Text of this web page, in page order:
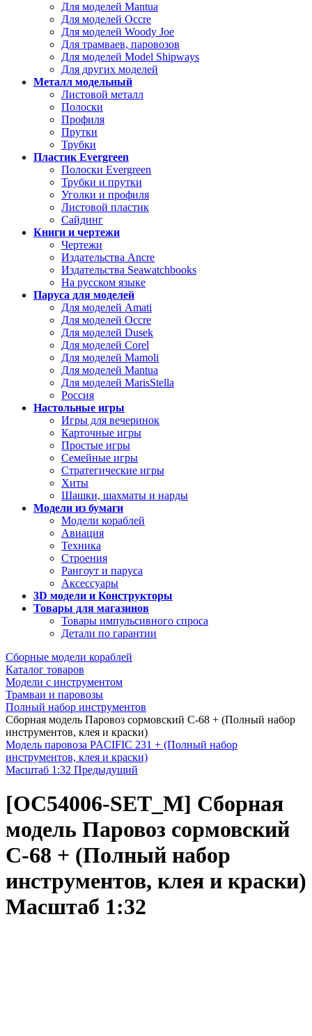
Для моделей Mantua
Для моделей Occre
Для моделей Woody Joe
Для трамваев, паровозов
Для моделей Model Shipways
Для других моделей
Металл модельный
Листовой металл
Полоски
Профиля
Прутки
Трубки
Пластик Evergreen
Полоски Evergreen
Трубки и прутки
Уголки и профиля
Листовой пластик
Сайдинг
Книги и чертежи
Чертежи
Издательства Ancre
Издательства Seawatchbooks
На русском языке
Паруса для моделей
Для моделей Amati
Для моделей Occre
Для моделей Dusek
Для моделей Corel
Для моделей Mamoli
Для моделей Mantua
Для моделей MarisStella
Россия
Настольные игры
Игры для вечеринок
Карточные игры
Простые игры
Семейные игры
Стратегические игры
Хиты
Шашки, шахматы и нарды
Модели из бумаги
Модели кораблей
Авиация
Техника
Строения
Рангоут и паруса
Аксессуары
3D модели и Конструкторы
Товары для магазинов
Товары импульсивного спроса
Детали по гарантии
Сборные модели кораблей
Каталог товаров
Модели с инструментом
Трамваи и паровозы
Полный набор инструментов
Сборная модель Паровоз сормовский С-68 + (Полный набор
инструментов, клея и краски)
Модель паровоза PACIFIC 231 + (Полный набор
инструментов, клея и краски)
Масштаб 1:32 Предыдущий
[OC54006-SET_M] Сборная
модель Паровоз сормовский
С-68 + (Полный набор
инструментов, клея и краски)
Масштаб 1:32